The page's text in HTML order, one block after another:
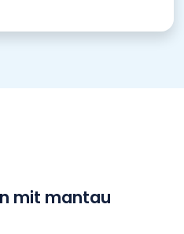
mit mantau